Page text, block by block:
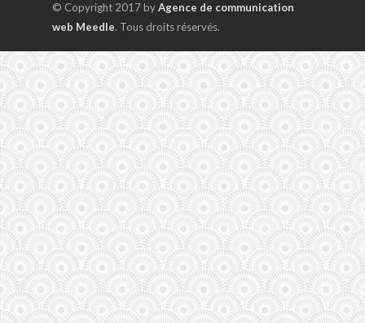
© Copyright 2017 byAgence de communication
web Meedle. Tous droits réservés.